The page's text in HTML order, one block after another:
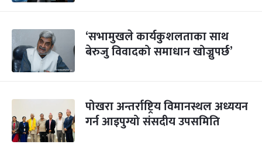
‘सभामुखले कार्यकुशलताका साथ
बेरुजु विवादको समाधान खोज्नुपर्छ’
पोखरा अन्तर्राष्ट्रिय विमानस्थल अध्ययन
गर्न आइपुग्यो संसदीय उपसमिति